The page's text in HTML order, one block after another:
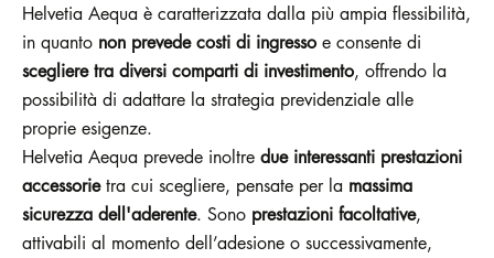
Helvetia Aequa è caratterizzata dalla più ampia flessibilità,
in quanto non prevede costi di ingresso e consente di
scegliere tra diversi comparti di investimento, offrendo la
possibilità di adattare la strategia previdenziale alle
proprie esigenze.
Helvetia Aequa prevede inoltre due interessanti prestazioni
accessorietra cui scegliere, pensate per la massima
sicurezza dell'aderente. Sono prestazioni facoltative,
attivabili al momento dell’adesione o successivamente,